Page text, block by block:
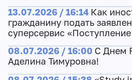
13.07.2026 / 16:14 Как
гражданину подать
суперсервис
08.07.2026 / 16:00 С Днем
Аделина Тимуровна!